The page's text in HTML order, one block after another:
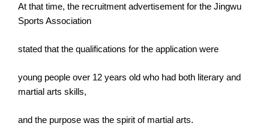
At that time, the recruitment advertisement for the Jingwu
Sports Association
stated that the qualifications for the application were
young people over 12 years old who had both literary and
martial arts skills,
and the purpose was the spirit of martial arts.